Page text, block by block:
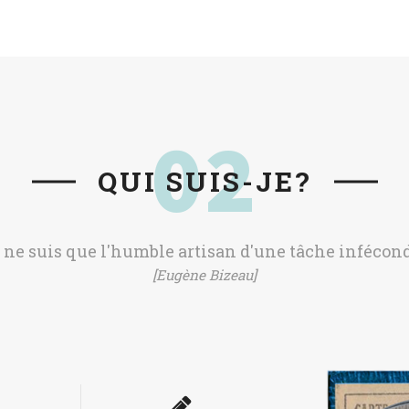
QUI SUIS-JE?
02
ne suis que l'humble artisan d'une tâche
[Eugène Bizeau]